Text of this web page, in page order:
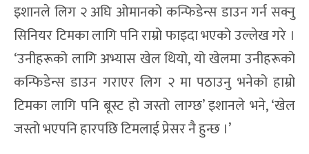
इशानले लिग २ अघि ओमानको कन्फिडेन्स डाउन गर्न सक्नु
सिनियर टिमका लागि पनि राम्रो फाइदा भएको उल्लेख गरे ।
‘उनीहरूको लागि अभ्यास खेल थियो, यो खेलमा उनीहरूको
कन्फिडेन्स डाउन गराएर लिग २ मा पठाउनु भनेको हाम्रो
टिमका लागि पनि बूस्ट हो जस्तो लाग्छ’ इशानले भने, ‘खेल
जस्तो भएपनि हारपछि टिमलाई प्रेसर नै हुन्छ ।’